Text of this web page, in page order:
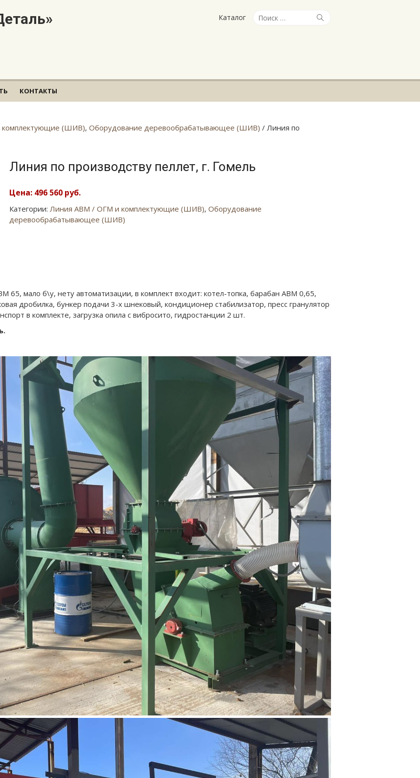
Искать: Поиск
Каталог
КОНТАКТЫ
(ШИВ), Оборудование деревообрабатывающее (ШИВ) / Линия по
Линия по производству пеллет, г. Гомель
Цена: 496 560 руб.
Категории: Линия АВМ / ОГМ и комплектующие (ШИВ), Оборудование
деревообрабатывающее (ШИВ)
65, мало б\у, нету автоматизации, в комплект входит: котел-топка, барабан АВМ 0,65,
дробилка, бункер подачи 3-х шнековый, кондиционер стабилизатор, пресс гранулятор
в комплекте, загрузка опила с вибросито, гидростанции 2 шт.